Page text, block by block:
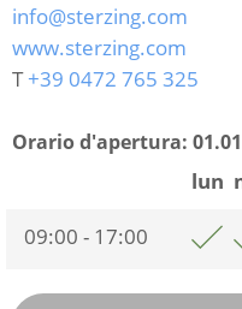
info@sterzing.com
www.sterzing.com
T+39 0472 765 325
Orario d'apertura:
lun
09:00 - 17:00